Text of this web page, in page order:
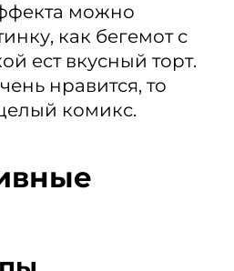
можно
как бегемот с
ест вкусный торт.
нравится, то
комикс.